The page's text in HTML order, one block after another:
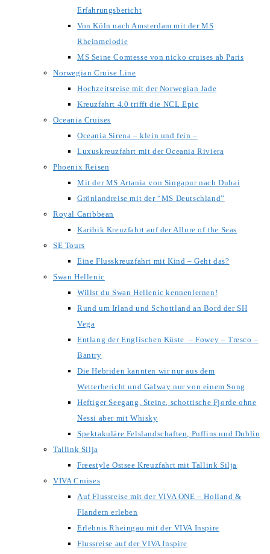
Erfahrungsbericht
Von Köln nach Amsterdam mit der MS
Rheinmelodie
MS Seine Comtesse von nicko cruises ab Paris
Norwegian Cruise Line
Hochzeitsreise mit der Norwegian Jade
Kreuzfahrt 4.0 trifft die NCL Epic
Oceania Cruises
Oceania Sirena – klein und fein –
Luxuskreuzfahrt mit der Oceania Riviera
Phoenix Reisen
Mit der MS Artania von Singapur nach Dubai
Grönlandreise mit der “MS Deutschland”
Royal Caribbean
Karibik Kreuzfahrt auf der Allure of the Seas
SE Tours
Eine Flusskreuzfahrt mit Kind – Geht das?
Swan Hellenic
Willst du Swan Hellenic kennenlernen!
Rund um Irland und Schottland an Bord der SH
Vega
Entlang der Englischen Küste – Fowey – Tresco –
Bantry
Die Hebriden kannten wir nur aus dem
Wetterbericht und Galway nur von einem Song
Heftiger Seegang, Steine, schottische Fjorde ohne
Nessi aber mit Whisky
Spektakuläre Felslandschaften, Puffins und Dublin
Tallink Silja
Freestyle Ostsee Kreuzfahrt mit Tallink Silja
VIVA Cruises
Auf Flussreise mit der VIVA ONE – Holland &
Flandern erleben
Erlebnis Rheingau mit der VIVA Inspire
Flussreise auf der VIVA Inspire